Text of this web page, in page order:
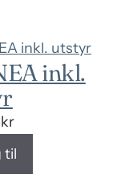
inkl.
kr
til